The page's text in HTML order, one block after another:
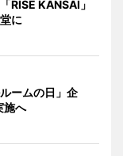
RISE KANSAI」
に
ームの日」企
へ